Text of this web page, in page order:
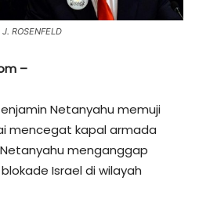
ROSENFELD
–
Netanyahu memuji
mencegat kapal armada
menganggap
Israel di wilayah